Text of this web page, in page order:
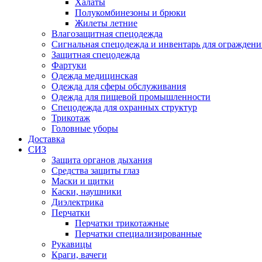
Халаты
Полукомбинезоны и брюки
Жилеты летние
Влагозащитная спецодежда
Сигнальная спецодежда и инвентарь для
Защитная спецодежда
Фартуки
Одежда медицинская
Одежда для сферы обслуживания
Одежда для пищевой промышленности
Спецодежда для охранных структур
Трикотаж
Головные уборы
Доставка
СИЗ
Защита органов дыхания
Средства защиты глаз
Маски и щитки
Каски, наушники
Диэлектрика
Перчатки
Перчатки трикотажные
Перчатки специализированные
Рукавицы
Краги, вачеги